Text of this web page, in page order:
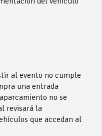
al evento no cumple
una entrada
no se
revisará la
que accedan al